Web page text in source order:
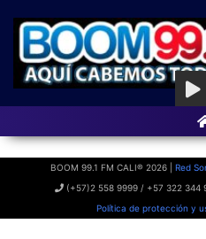
BOOM 99.1 FM CALI® 2026 | Red
(+57)2 558 9999 / +57 322 344
Política de protección y